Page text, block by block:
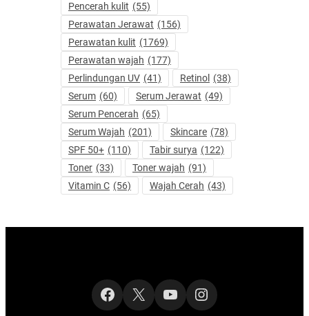
Pencerah kulit (55)
Perawatan Jerawat (156)
Perawatan kulit (1769)
Perawatan wajah (177)
Perlindungan UV (41) Retinol (38)
Serum (60) Serum Jerawat (49)
Serum Pencerah (65)
Serum Wajah (201) Skincare (78)
SPF 50+ (110) Tabir surya (122)
Toner (33) Toner wajah (91)
Vitamin C (56) Wajah Cerah (43)
Facebook
X YouTubeInstagram